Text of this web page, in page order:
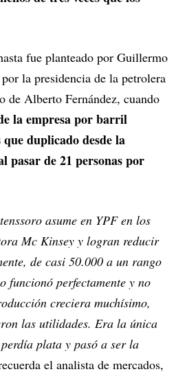
fue planteado por Guillermo
la presidencia de la petrolera
de Alberto Fernández, cuando
la empresa por barril
duplicado desde la
pasar de 21 personas por
asume en YPF en los
Mc Kinsey y logran reducir
de casi 50.000 a un rango
funcionó perfectamente y no
creciera muchísimo,
las utilidades. Era la única
plata y pasó a ser la
el analista de mercados,